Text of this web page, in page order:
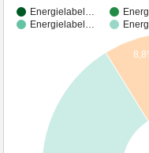
Energielabel…
Energielabel…